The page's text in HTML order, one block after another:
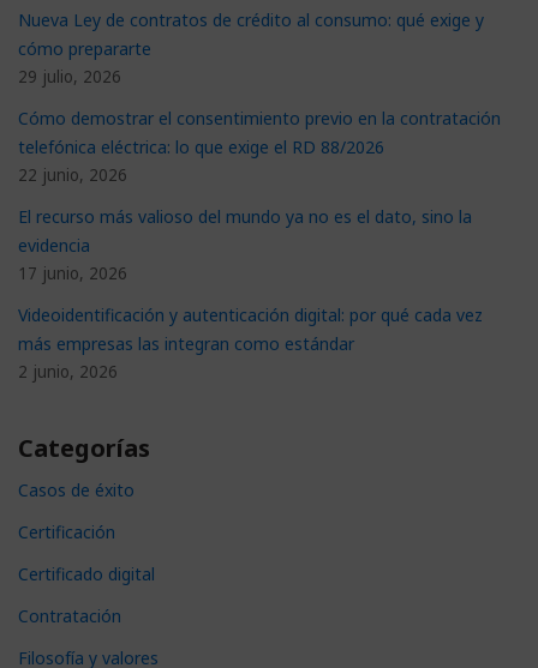
Nueva Ley de contratos de crédito al consumo: qué exige y
cómo prepararte
29 julio, 2026
Cómo demostrar el consentimiento previo en la contratación
telefónica eléctrica: lo que exige el RD 88/2026
22 junio, 2026
El recurso más valioso del mundo ya no es el dato, sino la
evidencia
17 junio, 2026
Videoidentificación y autenticación digital: por qué cada vez
más empresas las integran como estándar
2 junio, 2026
Categorías
Casos de éxito
Certificación
Certificado digital
Contratación
Filosofía y valores